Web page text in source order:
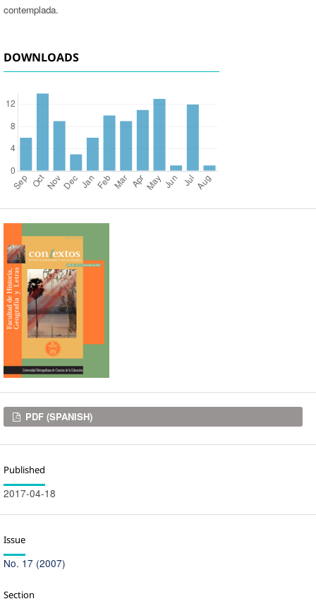
contemplada.
DOWNLOADS
Downloads
PDF (SPANISH)
Published
2017-04-18
Issue
No. 17 (2007)
Section